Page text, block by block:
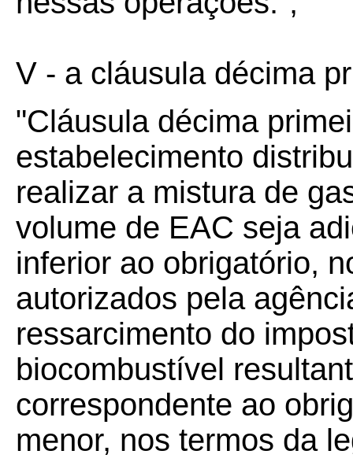
V - a cláusula décima
"Cláusula décima
estabelecimento
realizar a mistura de
volume de EAC seja
inferior ao obrigatório,
autorizados pela
ressarcimento do
biocombustível
correspondente ao
menor, nos termos da